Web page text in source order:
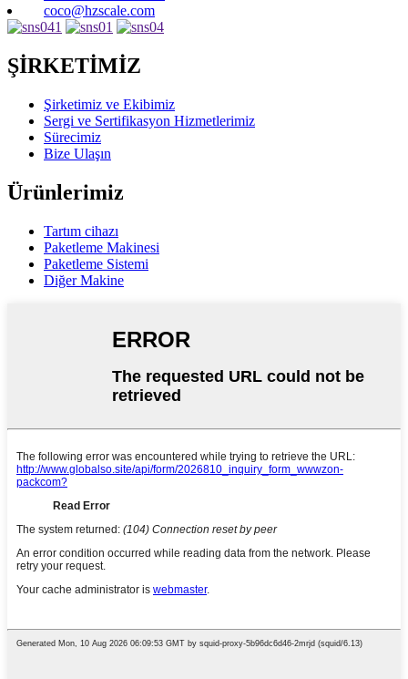
coco@hzscale.com
ŞİRKETİMİZ
Şirketimiz ve Ekibimiz
Sergi ve Sertifikasyon Hizmetlerimiz
Sürecimiz
Bize Ulaşın
Ürünlerimiz
Tartım cihazı
Paketleme Makinesi
Paketleme Sistemi
Diğer Makine